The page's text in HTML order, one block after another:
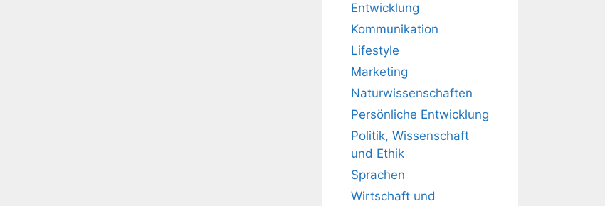
Entwicklung
Kommunikation
Lifestyle
Marketing
Naturwissenschaften
Persönliche Entwicklung
Politik, Wissenschaft
und Ethik
Sprachen
Wirtschaft und